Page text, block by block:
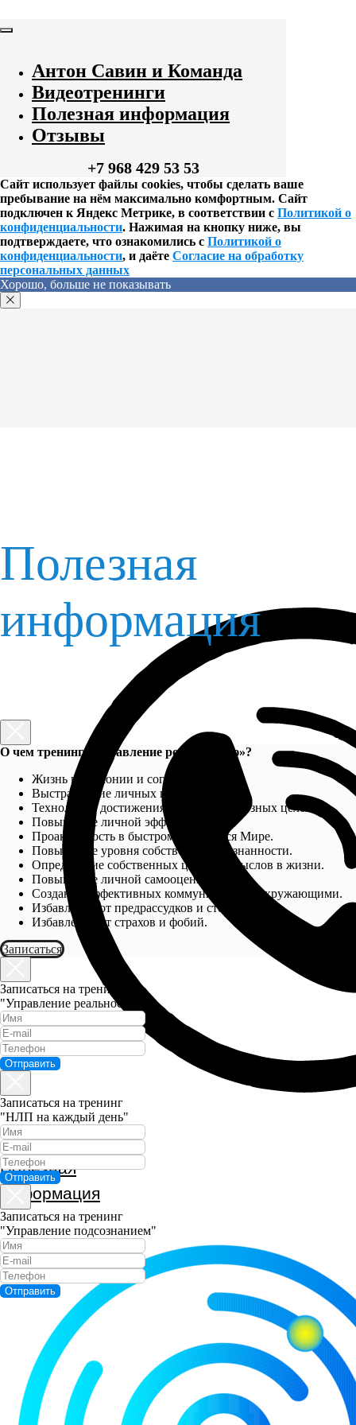
Антон Савин и Команда
Видеотренинги
Полезная информация
Отзывы
+7 968 429 53 53
Сайт использует файлы cookies, чтобы сделать ваше
пребывание на нём максимально комфортным. Сайт
подключен к Яндекс Метрике, в соответствии с Политикой о
конфиденциальности. Нажимая на кнопку ниже, вы
подтверждаете, что ознакомились с Политикой о
конфиденциальности, и даёте Согласие на обработку
персональных данных
Хорошо, больше не показывать
Полезная
информация
Полезная
информация
О чем тренинг «Управление реальностью»?
Жизнь в гармонии и согласии с собой.
Выстраивание личных границ.
Технологии достижения самых грандиозных целей.
Повышение личной эффективности.
Проактивность в быстроменяющемся Мире.
Повышение уровня собственной осознанности.
Определение собственных целей и смыслов в жизни.
Повышение личной самооценки.
Создание эффективных коммуникаций с окружающими.
Избавление от предрассудков и стереотипов.
Избавление от страхов и фобий.
Записаться
Записаться на тренинг
"Управление реальностью"
Отправить
Записаться на тренинг
"НЛП на каждый день"
Отправить
Записаться на тренинг
"Управление подсознанием"
Отправить